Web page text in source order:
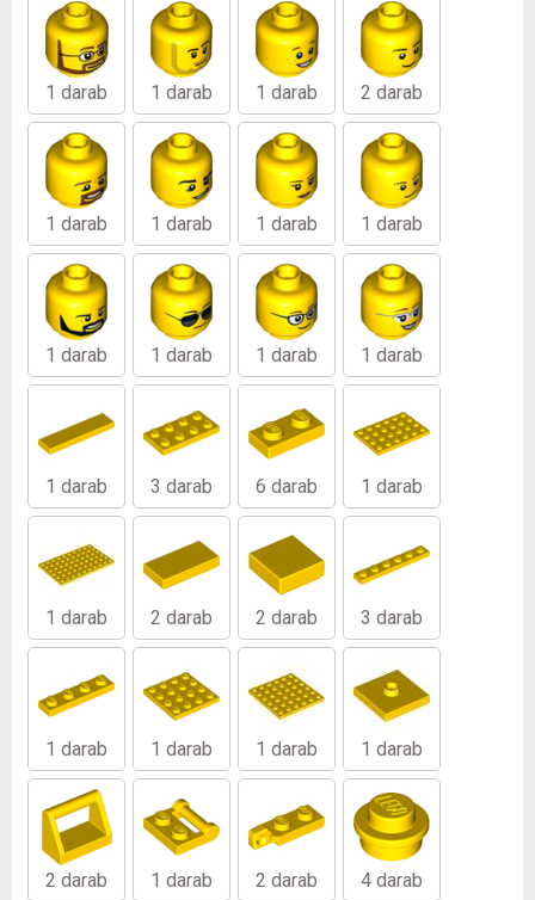
1 darab 1 darab 1 darab 2 darab
1 darab 1 darab 1 darab 1 darab
1 darab 1 darab 1 darab 1 darab
1 darab 3 darab 6 darab 1 darab
1 darab 2 darab 2 darab 3 darab
1 darab 1 darab 1 darab 1 darab
2 darab 1 darab 2 darab 4 darab